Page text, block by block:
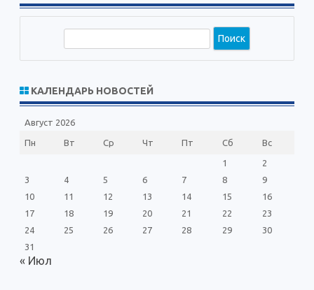
с
к
КАЛЕНДАРЬ НОВОСТЕЙ
Август 2026
Пн Вт Ср Чт Пт Сб Вс
1
2
3
4 5 6 7 8
9
10
11 12 13 14 15
16
17
18 19 20 21 22
23
24
25 26 27 28 29
30
31
« Июл